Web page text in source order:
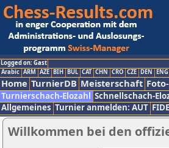
Logged on: Gast
Arabic ARM AZE BIH BUL CAT CHN CRO CZE DEN ENG
Home TurnierDB Meisterschaft
Turnierschach-Elozahl Schnellschach-
Allgemeines Turnier anmelden: AUT FIDE
Willkommen bei den